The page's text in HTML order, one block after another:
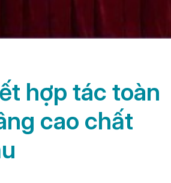
hợp tác toàn
cao chất